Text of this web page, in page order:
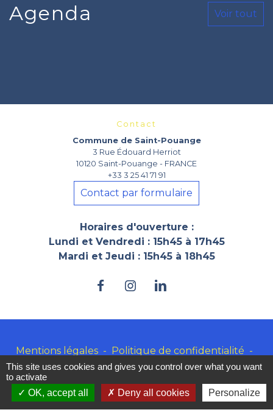
Agenda Voir tout
Contact
Commune de Saint-Pouange
3 Rue Édouard Herriot
10120 Saint-Pouange - FRANCE
+33 3 25 41 71 91
Contact par formulaire
Horaires d'ouverture :
Lundi et Vendredi : 15h45 à 17h45
Mardi et Jeudi : 15h45 à 18h45
Mentions légales - Politique de confidentialité -
Accessibilité - Plan du site - Gestion des cookies
Site créé en partenariat avec Réseau des Communes
This site uses cookies and gives you control over what you want
to activate
OK, accept all
Deny all cookies Personalize